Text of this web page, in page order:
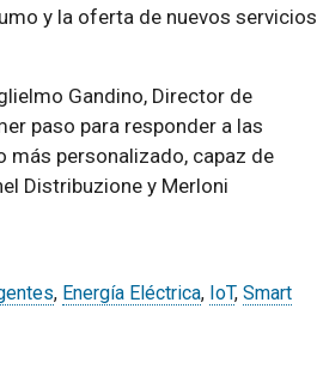
y la oferta de nuevos servicios
Gandino, Director de
paso para responder a las
más personalizado, capaz de
Distribuzione y Merloni
, Energía Eléctrica, IoT, Smart